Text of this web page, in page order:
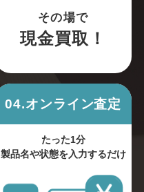
その場で
現金買取！
04.オンライン査定
たった1分
製品名や状態を入力するだけ